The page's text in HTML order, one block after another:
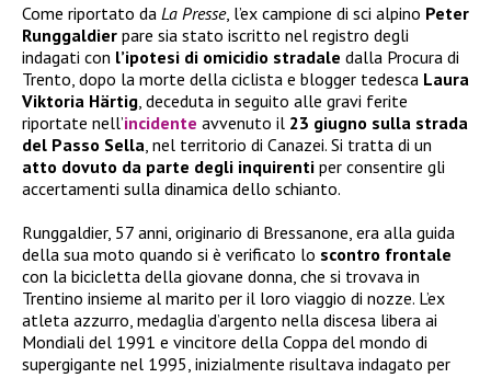
Come riportato da La Presse, l’ex campione di sci alpino Peter
Runggaldier pare sia stato iscritto nel registro degli
indagati con l’ipotesi di omicidio stradale dalla Procura di
Trento, dopo la morte della ciclista e blogger tedesca Laura
Viktoria Härtig , deceduta in seguito alle gravi ferite
riportate nell’incidente avvenuto il 23 giugno sulla strada
del Passo Sella , nel territorio di Canazei. Si tratta di un
atto dovuto da parte degli inquirenti per consentire gli
accertamenti sulla dinamica dello schianto.
Runggaldier, 57 anni, originario di Bressanone, era alla guida
della sua moto quando si è verificato lo scontro frontale
con la bicicletta della giovane donna, che si trovava in
Trentino insieme al marito per il loro viaggio di nozze. L’ex
atleta azzurro, medaglia d’argento nella discesa libera ai
Mondiali del 1991 e vincitore della Coppa del mondo di
supergigante nel 1995, inizialmente risultava indagato per